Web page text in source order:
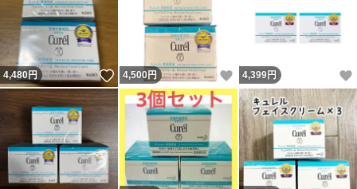
4,480円 いいね！
4,500円 いいね！
4,399円